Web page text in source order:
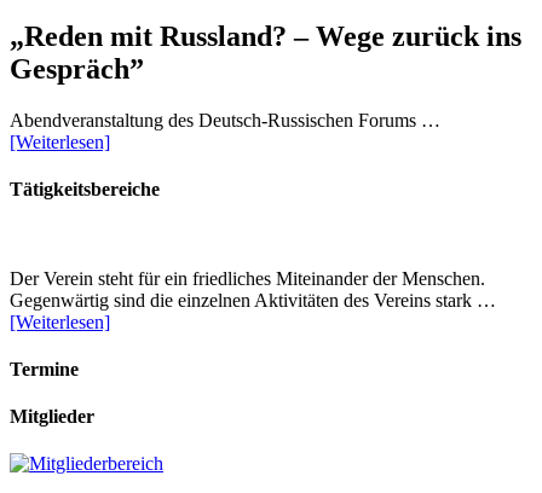
„Reden mit Russland? – Wege zurück ins
Gespräch”
Abendveranstaltung des Deutsch-Russischen Forums …
[Weiterlesen]
Tätigkeitsbereiche
Der Verein steht für ein friedliches Miteinander der Menschen.
Gegenwärtig sind die einzelnen Aktivitäten des Vereins stark …
[Weiterlesen]
Termine
Mitglieder